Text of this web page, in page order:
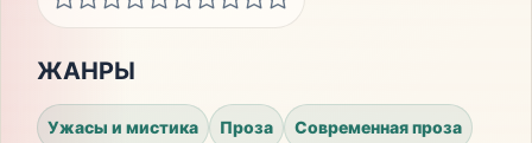
ЖАНРЫ
Ужасы и мистика Проза Современная проза